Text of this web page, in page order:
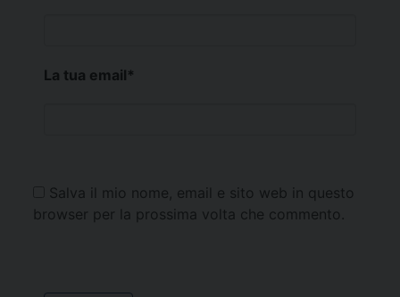
La tua email*
Salva il mio nome, email e sito web in questo
browser per la prossima volta che commento.